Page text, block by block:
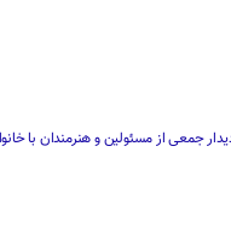
جمعی از مسئولین و هنرمندان با